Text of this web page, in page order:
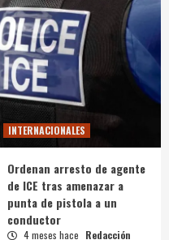
INTERNACIONALES
Ordenan arresto de agente
de ICE tras amenazar a
punta de pistola a un
conductor
4 meses hace Redacción